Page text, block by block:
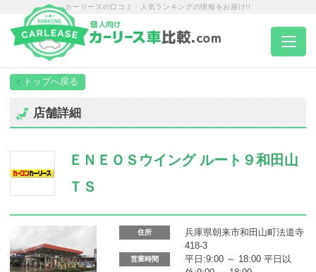
カーリースの口コミ・人気ランキングの情報をお届け!!
トップページ
エリア別ランキング
エリア別店舗一覧
店舗詳細
ＥＮＥＯＳウイング ルート９和田山
ＴＳ
住所
兵庫県朝来市和田山町法道寺
418-3
営業時間
平日:9:00 ～ 18:00 平日以